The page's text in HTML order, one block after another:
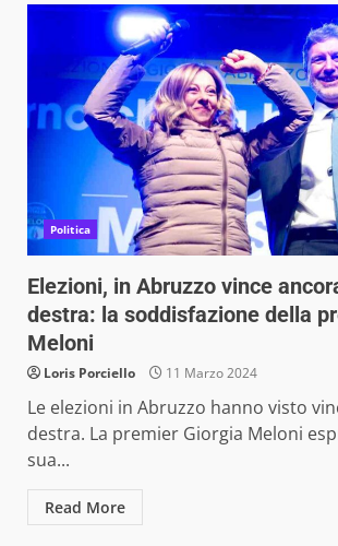
Politica
Elezioni, in Abruzzo vince
destra: la soddisfazione della
Meloni
Loris Porciello 11 Marzo 2024
Le elezioni in Abruzzo hanno visto
destra. La premier Giorgia Meloni
sua...
Read More